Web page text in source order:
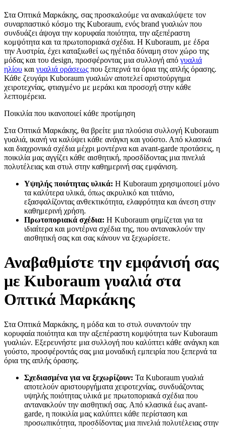
Στα Οπτικά Μαρκάκης, σας προσκαλούμε να ανακαλύψετε τον
συναρπαστικό κόσμο της Kuboraum, ενός brand γυαλιών που
συνδυάζει άψογα την κορυφαία ποιότητα, την αξεπέραστη
κομψότητα και τα πρωτοποριακά σχέδια. Η Kuboraum, με έδρα
την Αυστρία, έχει καταξιωθεί ως ηγέτιδα δύναμη στον χώρο της
μόδας και του design, προσφέροντας μια συλλογή από γυαλιά
ηλίου και γυαλιά οράσεως που ξεπερνά τα όρια της απλής όρασης.
Κάθε ζευγάρι Kuboraum γυαλιών αποτελεί αριστούργημα
χειροτεχνίας, φτιαγμένο με μεράκι και προσοχή στην κάθε
λεπτομέρεια.
Ποικιλία που ικανοποιεί κάθε προτίμηση
Στα Οπτικά Μαρκάκης, θα βρείτε μια πλούσια συλλογή Kuboraum
γυαλιά, ικανή να καλύψει κάθε ανάγκη και γούστο. Από κλασικά
και διαχρονικά σχέδια μέχρι μοντέρνα και avant-garde προτάσεις, η
ποικιλία μας αγγίζει κάθε αισθητική, προσδίδοντας μια πινελιά
πολυτέλειας και στυλ στην καθημερινή σας εμφάνιση.
Υψηλής ποιότητας υλικά: Η Kuboraum χρησιμοποιεί μόνο
τα καλύτερα υλικά, όπως ακρυλικό και τιτάνιο,
εξασφαλίζοντας ανθεκτικότητα, ελαφρότητα και άνεση στην
καθημερινή χρήση.
Πρωτοποριακά σχέδια: Η Kuboraum φημίζεται για τα
ιδιαίτερα και μοντέρνα σχέδια της, που αντανακλούν την
αισθητική σας και σας κάνουν να ξεχωρίσετε.
Αναβαθμίστε την εμφάνισή σας
με Kuboraum γυαλιά στα
Οπτικά Μαρκάκης
Στα Οπτικά Μαρκάκης, η μόδα και το στυλ συναντούν την
κορυφαία ποιότητα και την αξεπέραστη κομψότητα των Kuboraum
γυαλιών. Εξερευνήστε μια συλλογή που καλύπτει κάθε ανάγκη και
γούστο, προσφέροντάς σας μια μοναδική εμπειρία που ξεπερνά τα
όρια της απλής όρασης.
Σχεδιασμένα για να ξεχωρίζουν: Τα Kuboraum γυαλιά
αποτελούν αριστουργήματα χειροτεχνίας, συνδυάζοντας
υψηλής ποιότητας υλικά με πρωτοποριακά σχέδια που
αντανακλούν την αισθητική σας. Από κλασικά έως avant-
garde, η ποικιλία μας καλύπτει κάθε περίσταση και
προσωπικότητα, προσδίδοντας μια πινελιά πολυτέλειας στην